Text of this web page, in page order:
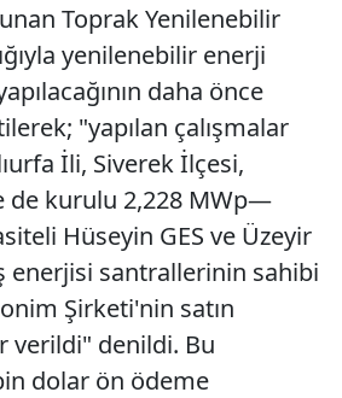
Toprak Yenilenebilir
yenilenebilir enerji
daha önce
"yapılan çalışmalar
İli, Siverek İlçesi,
de kurulu 2,228 MWp—
Hüseyin GES ve Üzeyir
enerjisi santrallerinin sahibi
Şirketi'nin satın
verildi" denildi. Bu
dolar ön ödeme